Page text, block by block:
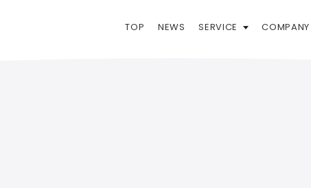
TOP NEWS SERVICE COMPANY